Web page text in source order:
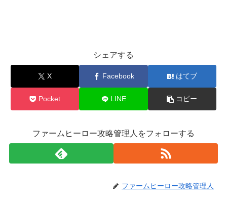
シェアする
X Facebook はてブ
Pocket LINE コピー
ファームヒーロー攻略管理人をフォローする
ファームヒーロー攻略管理人